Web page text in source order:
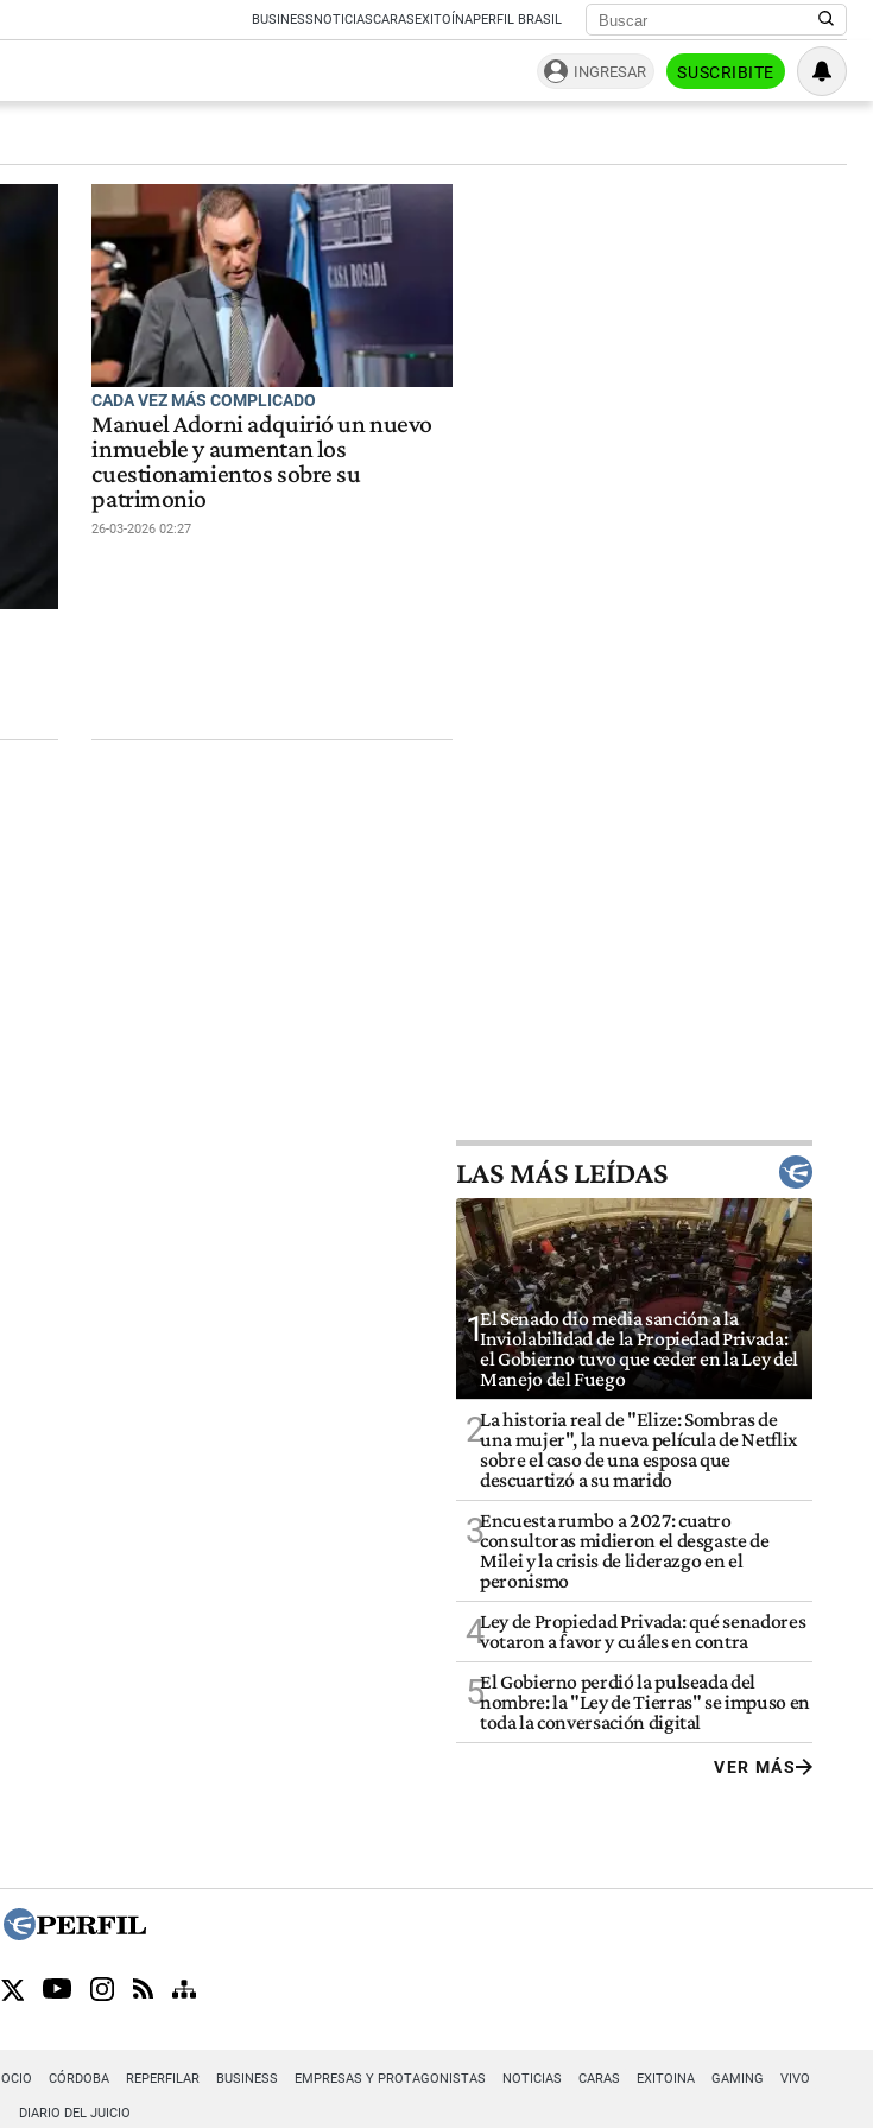
BUSINESSNOTICIASCARASEXITOÍNAPERFIL BRASIL
INGRESAR SUSCRIBITE
CADA VEZ MÁS COMPLICADO
Manuel Adorni adquirió un nuevo
inmueble y aumentan los
cuestionamientos sobre su
patrimonio
26-03-2026 02:27
LAS MÁS LEÍDAS
1El Senado dio media sanción a la
Inviolabilidad de la Propiedad Privada:
el Gobierno tuvo que ceder en la Ley del
Manejo del Fuego
2La historia real de "Elize: Sombras de
una mujer", la nueva película de Netflix
sobre el caso de una esposa que
descuartizó a su marido
3Encuesta rumbo a 2027: cuatro
consultoras midieron el desgaste de
Milei y la crisis de liderazgo en el
peronismo
4Ley de Propiedad Privada: qué senadores
votaron a favor y cuáles en contra
5El Gobierno perdió la pulseada del
nombre: la "Ley de Tierras" se impuso en
toda la conversación digital
VER MÁS
OCIO CÓRDOBA REPERFILAR BUSINESS EMPRESAS Y PROTAGONISTAS NOTICIAS CARAS EXITOINA GAMING VIVO
DIARIO DEL JUICIO